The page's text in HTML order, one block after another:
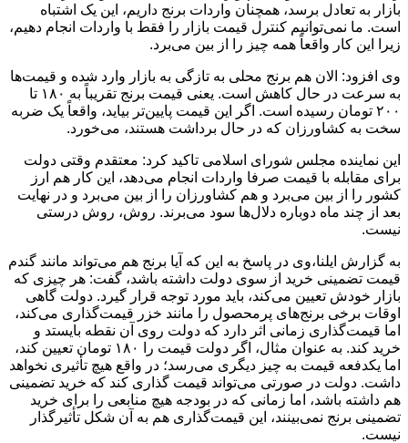
بازار به تعادل برسد، همچنان واردات برنج داریم، این یک اشتباه
است. ما نمی‌توانیم کنترل قیمت بازار را فقط با واردات انجام دهیم،
زیرا این کار واقعاً همه چیز را از بین می‌برد.
وی افزود: الان هم برنج محلی به تازگی به بازار وارد شده و قیمت‌ها
به سرعت در حال کاهش است. یعنی قیمت برنج تقریباً به ۱۸۰ تا
۲۰۰ تومان رسیده است. اگر این قیمت پایین‌تر بیاید، واقعاً یک ضربه
سخت به کشاورزان که در حال برداشت هستند، می‌خورد.
این نماینده مجلس شورای اسلامی تاکید کرد: معتقدم وقتی دولت
برای مقابله با قیمت صرفا واردات انجام می‌دهد، این کار هم ارز
کشور را از بین می‌برد و هم کشاورزان را از بین می‌برد و در نهایت
بعد از چند ماه دوباره دلال‌ها سود می‌برند. روش، روش درستی
نیست.
به گزارش ایلنا،وی در پاسخ به این که آیا برنج هم می‌تواند مانند گندم
قیمت تضمینی خرید از سوی دولت داشته باشد، گفت: هر چیزی که
بازار خودش تعیین می‌کند، باید مورد توجه قرار گیرد. دولت گاهی
اوقات برخی برنج‌های پرمحصول را مانند خزر قیمت‌گذاری می‌کند،
اما قیمت‌گذاری زمانی اثر دارد که دولت روی آن نقطه بایستد و
خرید کند. به عنوان مثال، اگر دولت قیمت را ۱۸۰ تومان تعیین کند،
اما یکدفعه قیمت به چیز دیگری می‌رسد؛ در واقع هیچ تأثیری نخواهد
داشت. دولت در صورتی می‌تواند قیمت گذاری کند که خرید تضمینی
هم داشته باشد، اما زمانی که در بودجه هیچ منابعی را برای خرید
تضمینی برنج نمی‌بینند، این قیمت‌گذاری هم به آن شکل تأثیرگذار
نیست.